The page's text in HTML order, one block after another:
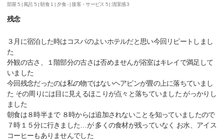
部屋 5 | 風呂 5 |朝食 1 | 夕食 - |接客・サービス 5 |清潔感 3
残念
３月に宿泊した時はコスパのよいホテルだと思い今回リピートしまし
た
外観の古さ、１階部分の古さは否めませんが浴室はキレイで満足して
いました
今回残念だったのは私の物ではないヘアピンが畳の上に落ちていまし
た その周りには目に見えるほこりが点々と落ちていました がっかりし
ました
朝食は８時半まで ８時からは追加されないことを知っていましたので
７時１５分に行きました…が 多くの食材が残っていなく お水、アイス
コーヒーもありませんでした